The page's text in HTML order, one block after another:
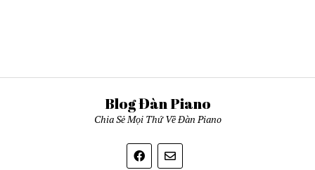
Blog Đàn Piano
Chia Sẻ Mọi Thứ Về Đàn Piano